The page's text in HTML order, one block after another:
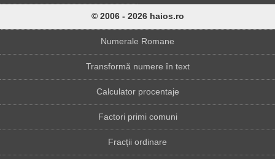
© 2006 - 2026 haios.ro
Numerale Romane
Transformă numere în text
Calculator procentaje
Factori primi comuni
Fracții ordinare